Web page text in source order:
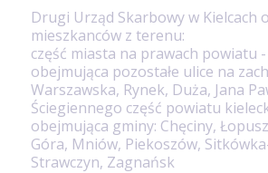
Drugi Urząd Skarbowy w Kielcach
mieszkanców z terenu:
część miasta na prawach powiatu -
obejmująca pozostałe ulice na
Warszawska, Rynek, Duża, Jana
Ściegiennego część powiatu
obejmująca gminy: Chęciny,
Góra, Mniów, Piekoszów,
Strawczyn, Zagnańsk